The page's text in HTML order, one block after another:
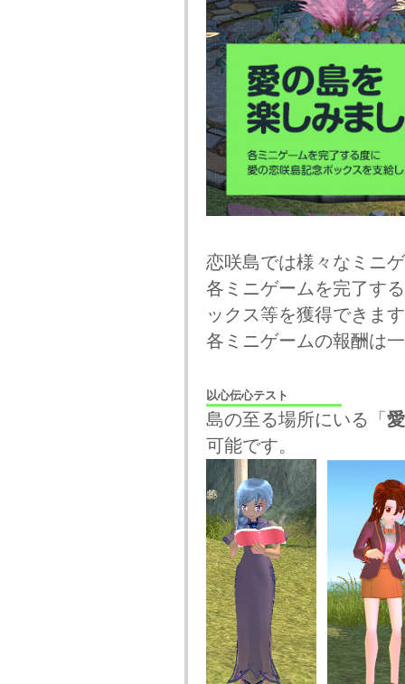
恋咲島では様々なミニ
各ミニゲームを完了す
ックス等を獲得できま
各ミニゲームの報酬は
以心伝心テスト
島の至る場所にいる「
可能です。